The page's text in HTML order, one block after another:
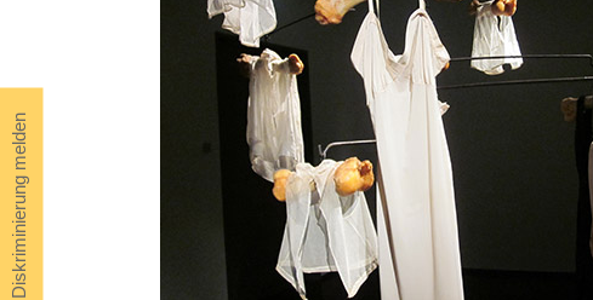
Diskriminierung melden